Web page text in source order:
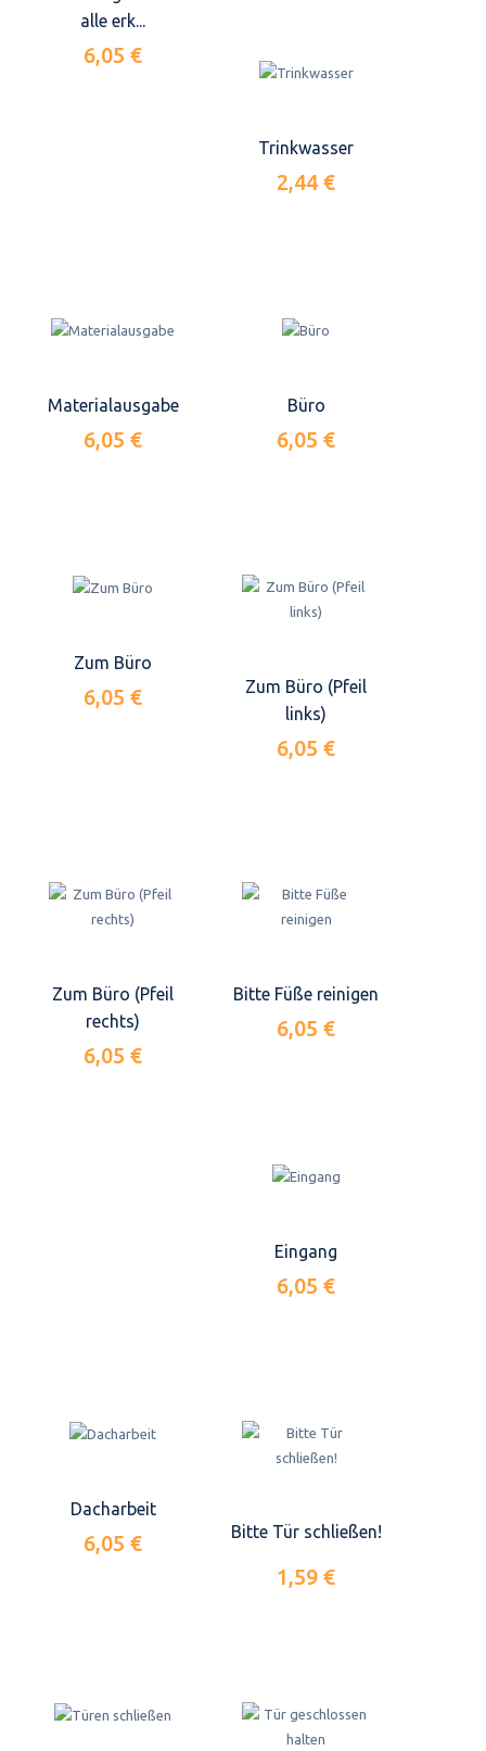
alle erk...
6,05 €
Trinkwasser
2,44 €
Materialausgabe
6,05 €
Büro
6,05 €
Zum Büro
6,05 €
Zum Büro (Pfeil
links)
6,05 €
Zum Büro (Pfeil
rechts)
6,05 €
Bitte Füße reinigen
6,05 €
Eingang
6,05 €
Dacharbeit
6,05 € Bitte Tür schließen!
1,59 €